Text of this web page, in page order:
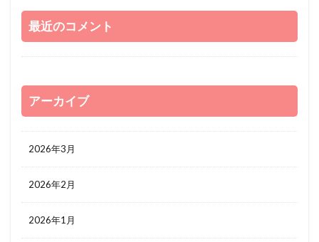
最近のコメント
アーカイブ
2026年3月
2026年2月
2026年1月